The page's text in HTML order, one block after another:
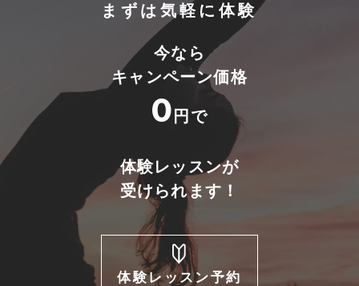
まずは気軽に体験
今なら
キャンペーン価格
0 円で
体験レッスンが
受けられます！
体験レッスン予約